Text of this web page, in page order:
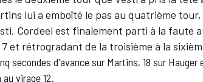
lui a emboîté le pas au quatrième
Cordeel est finalement parti à la faute
et rétrogradant de la troisième à la
secondes d'avance sur Martins, 18 sur
au virage 12.